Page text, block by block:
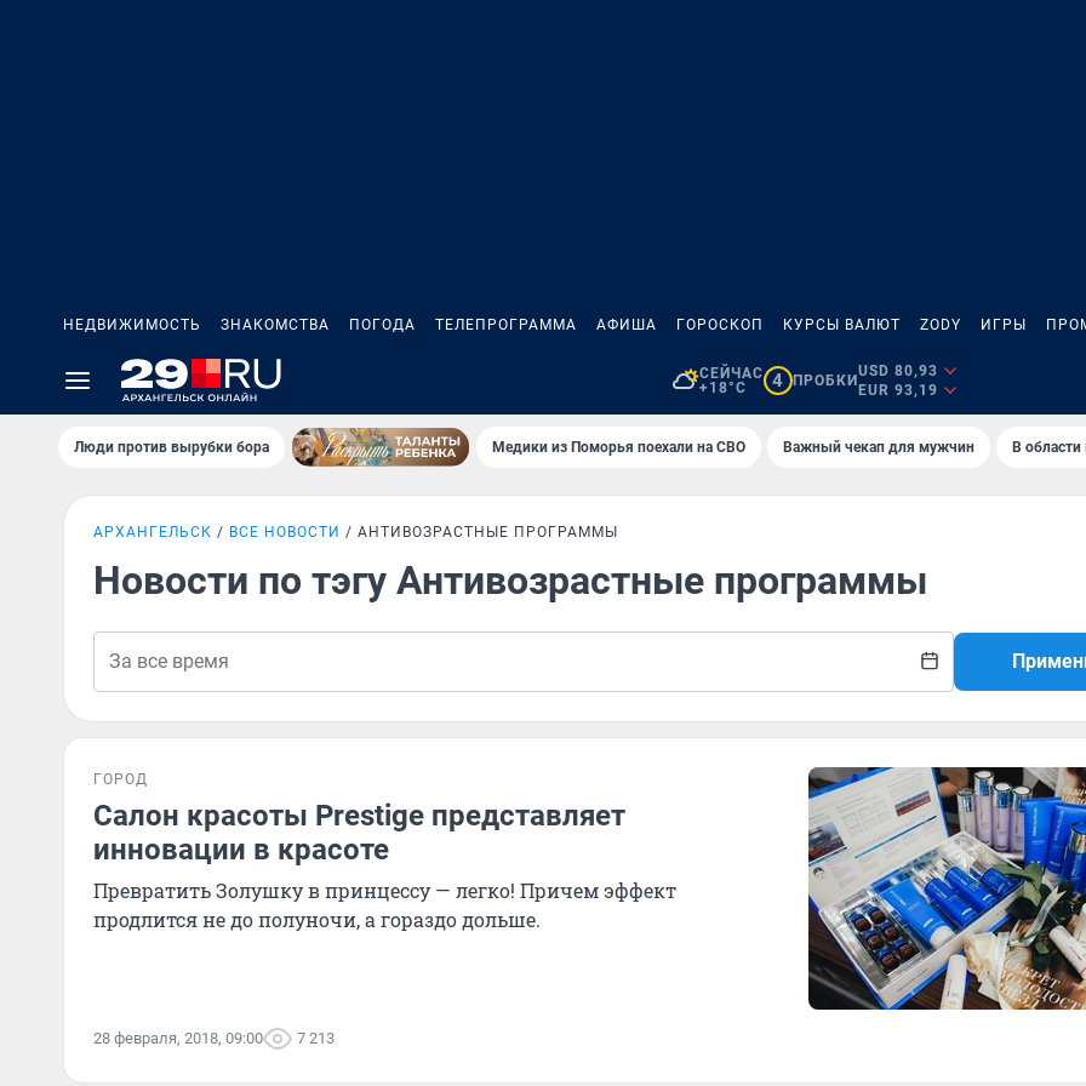
НЕДВИЖИМОСТЬ ЗНАКОМСТВА ПОГОДА ТЕЛЕПРОГРАММА АФИША ГОРОСКОП КУРСЫ ВАЛЮТ ZODY ИГРЫ
СЕЙЧАС
+18°C
4 ПРОБКИ
USD 80,93
EUR 93,19
Люди против вырубки бора Медики из Поморья поехали на СВО Важный чекап для мужчин В
АРХАНГЕЛЬСК ВСЕ НОВОСТИ АНТИВОЗРАСТНЫЕ ПРОГРАММЫ
Новости по тэгу Антивозрастные программы
ГОРОД
Салон красоты Prestige представляет
инновации в красоте
Превратить Золушку в принцессу — легко! Причем эффект
продлится не до полуночи, а гораздо дольше.
28 февраля, 2018, 09:00 7 213